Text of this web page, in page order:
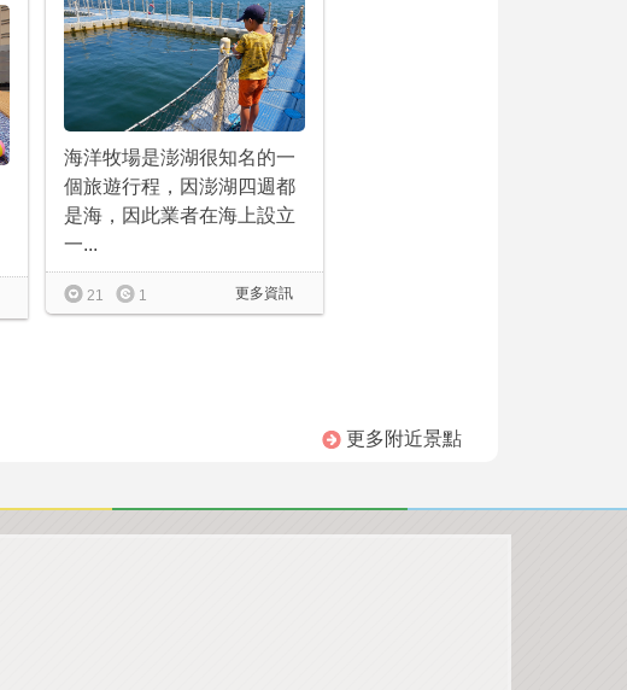
海洋牧場是澎湖很知名的一
個旅遊行程，因澎湖四週都
是海，因此業者在海上設立
一...
更多資訊
21 1
更多附近景點